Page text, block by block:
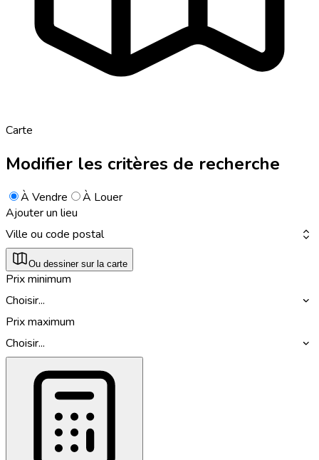
Carte
Modifier les critères de recherche
À Vendre
À Louer
Ajouter un lieu
Ville ou code postal
Ou dessiner sur la carte
Prix minimum
Choisir...
Prix maximum
Choisir...